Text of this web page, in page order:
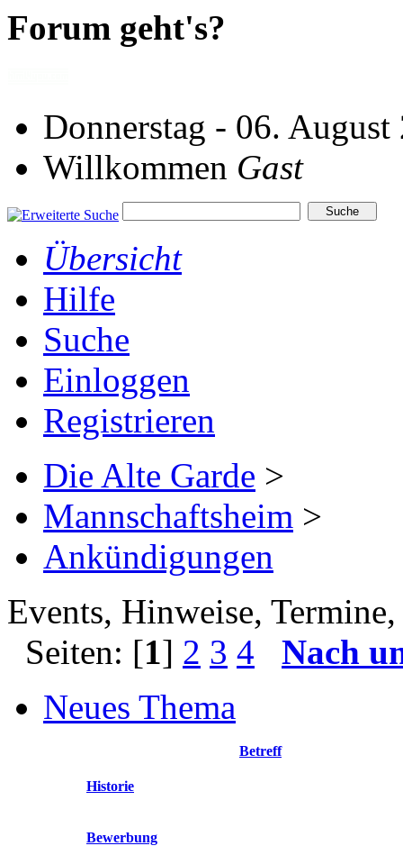
Forum geht's?
Donnerstag - 06.
Willkommen Gast
Übersicht
Hilfe
Suche
Einloggen
Registrieren
Die Alte Garde >
Mannschaftsheim >
Ankündigungen
Events, Hinweise, Termine,
Seiten: [1] 2 3 4
Nach
Neues Thema
Betreff
Historie
Bewerbung